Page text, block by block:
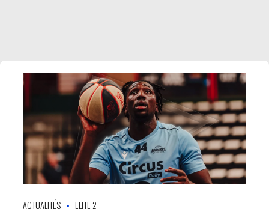
ACTUALITÉS ELITE 2